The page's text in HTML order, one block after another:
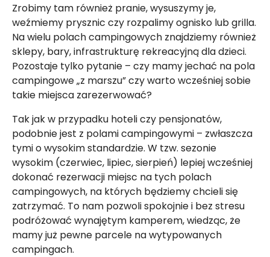
Zrobimy tam również pranie, wysuszymy je,
weźmiemy prysznic czy rozpalimy ognisko lub grilla.
Na wielu polach campingowych znajdziemy również
sklepy, bary, infrastrukturę rekreacyjną dla dzieci.
Pozostaje tylko pytanie – czy mamy jechać na pola
campingowe „z marszu” czy warto wcześniej sobie
takie miejsca zarezerwować?
Tak jak w przypadku hoteli czy pensjonatów,
podobnie jest z polami campingowymi – zwłaszcza
tymi o wysokim standardzie. W tzw. sezonie
wysokim (czerwiec, lipiec, sierpień) lepiej wcześniej
dokonać rezerwacji miejsc na tych polach
campingowych, na których będziemy chcieli się
zatrzymać. To nam pozwoli spokojnie i bez stresu
podróżować wynajętym kamperem, wiedząc, że
mamy już pewne parcele na wytypowanych
campingach.